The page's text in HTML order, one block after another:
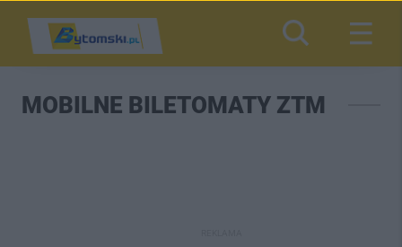
MOBILNE BILETOMATY ZTM